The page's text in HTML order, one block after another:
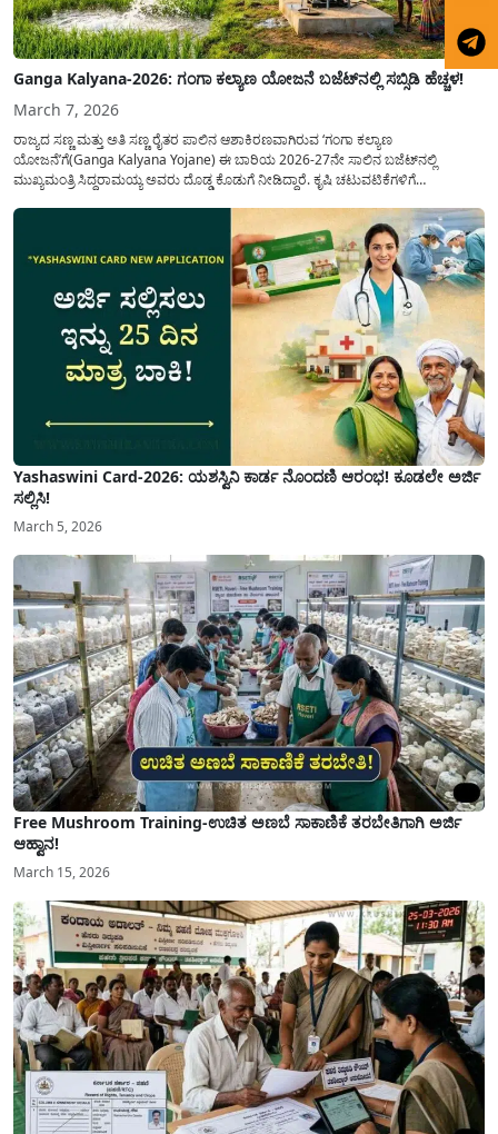
Ganga Kalyana-2026: ಗಂಗಾ ಕಲ್ಯಾಣ ಯೋಜನೆ ಬಜೆಟ್‌ನಲ್ಲಿ ಸಬ್ಸಿಡಿ ಹೆಚ್ಚಳ!
March 7, 2026
ರಾಜ್ಯದ ಸಣ್ಣ ಮತ್ತು ಅತಿ ಸಣ್ಣ ರೈತರ ಪಾಲಿನ ಆಶಾಕಿರಣವಾಗಿರುವ ‘ಗಂಗಾ ಕಲ್ಯಾಣ
ಯೋಜನೆ’ಗೆ(Ganga Kalyana Yojane) ಈ ಬಾರಿಯ 2026-27ನೇ ಸಾಲಿನ ಬಜೆಟ್‌ನಲ್ಲಿ
ಮುಖ್ಯಮಂತ್ರಿ ಸಿದ್ದರಾಮಯ್ಯ ಅವರು ದೊಡ್ಡ ಕೊಡುಗೆ ನೀಡಿದ್ದಾರೆ. ಕೃಷಿ ಚಟುವಟಿಕೆಗಳಿಗೆ
ಸಮುದಾಯದ ಮುಖದಲ್ಲಿ ಮಂದಹಾಸ ಮೂಡಿಸಿದ್ದಾರೆ. ವಿಶೇಷವಾಗಿ...
Yashaswini Card-2026: ಯಶಸ್ವಿನಿ ಕಾರ್ಡ ನೊಂದಣಿ ಆರಂಭ! ಕೂಡಲೇ ಅರ್ಜಿ
ಸಲ್ಲಿಸಿ!
March 5, 2026
Free Mushroom Training-ಉಚಿತ ಅಣಬೆ ಸಾಕಾಣಿಕೆ ತರಬೇತಿಗಾಗಿ ಅರ್ಜಿ
ಆಹ್ವಾನ!
March 15, 2026